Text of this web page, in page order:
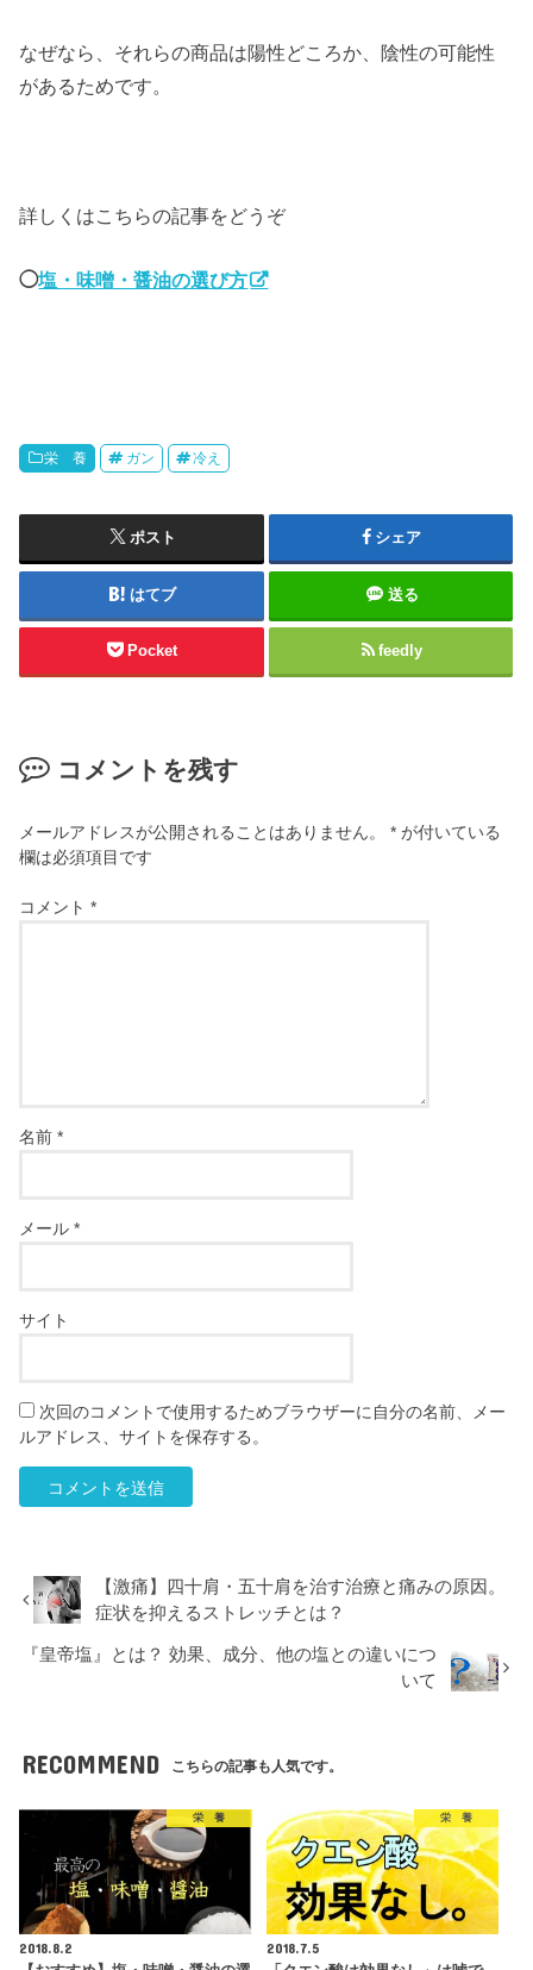
なぜなら、それらの商品は陽性どころか、陰性の可能性
があるためです。
詳しくはこちらの記事をどうぞ
◯塩・味噌・醤油の選び方
栄 養 ガン 冷え
ポスト シェア
はてブ 送る
Pocket feedly
コメントを残す
メールアドレスが公開されることはありません。 * が付いている
欄は必須項目です
コメント*
名前*
メール*
サイト
次回のコメントで使用するためブラウザーに自分の名前、メー
ルアドレス、サイトを保存する。
【激痛】四十肩・五十肩を治す治療と痛みの原因。
症状を抑えるストレッチとは？
『皇帝塩』とは？ 効果、成分、他の塩との違いにつ
いて
RECOMMEND こちらの記事も人気です。
栄 養
2018.8.2
栄 養
2018.7.5